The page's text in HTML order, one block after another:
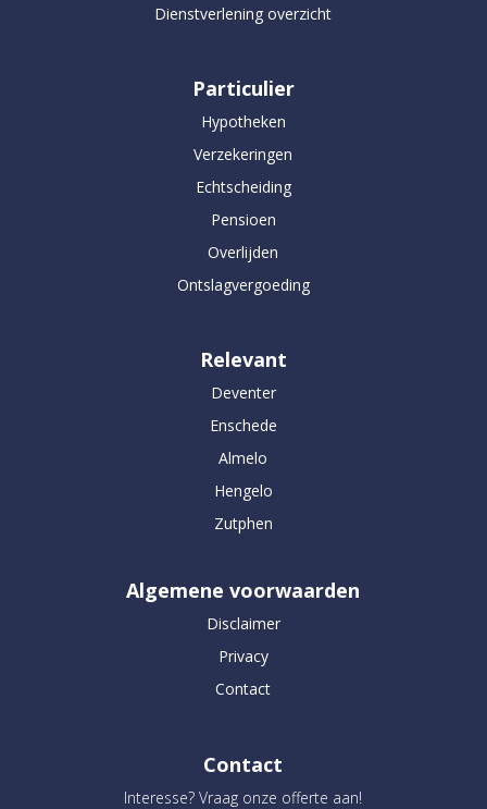
Dienstverlening overzicht
Particulier
Hypotheken
Verzekeringen
Echtscheiding
Pensioen
Overlijden
Ontslagvergoeding
Relevant
Deventer
Enschede
Almelo
Hengelo
Zutphen
Algemene voorwaarden
Disclaimer
Privacy
Contact
Contact
Interesse? Vraag onze offerte aan!